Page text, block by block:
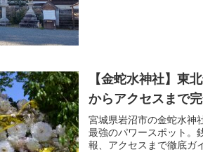
【金蛇水神社】東
からアクセスまで
宮城県岩沼市の金蛇水神
最強のパワースポット。
報、アクセスまで徹底ガ